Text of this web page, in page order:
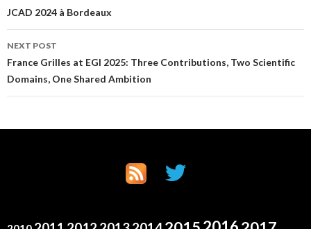
navigation
JCAD 2024 à Bordeaux
NEXT POST
France Grilles at EGI 2025: Three Contributions, Two Scientific
Domains, One Shared Ambition